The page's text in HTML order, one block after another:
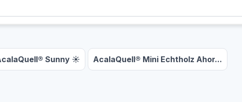
Sunny ☀ AcalaQuell® Mini Echtholz Ahor...